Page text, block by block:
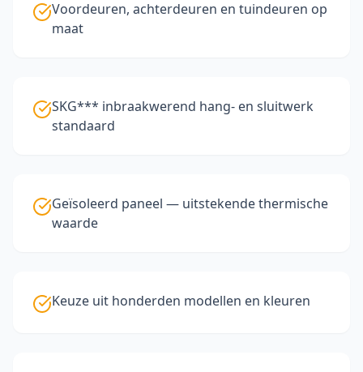
Voordeuren, achterdeuren en tuindeuren op
maat
SKG*** inbraakwerend hang- en sluitwerk
standaard
Geïsoleerd paneel — uitstekende thermische
waarde
Keuze uit honderden modellen en kleuren